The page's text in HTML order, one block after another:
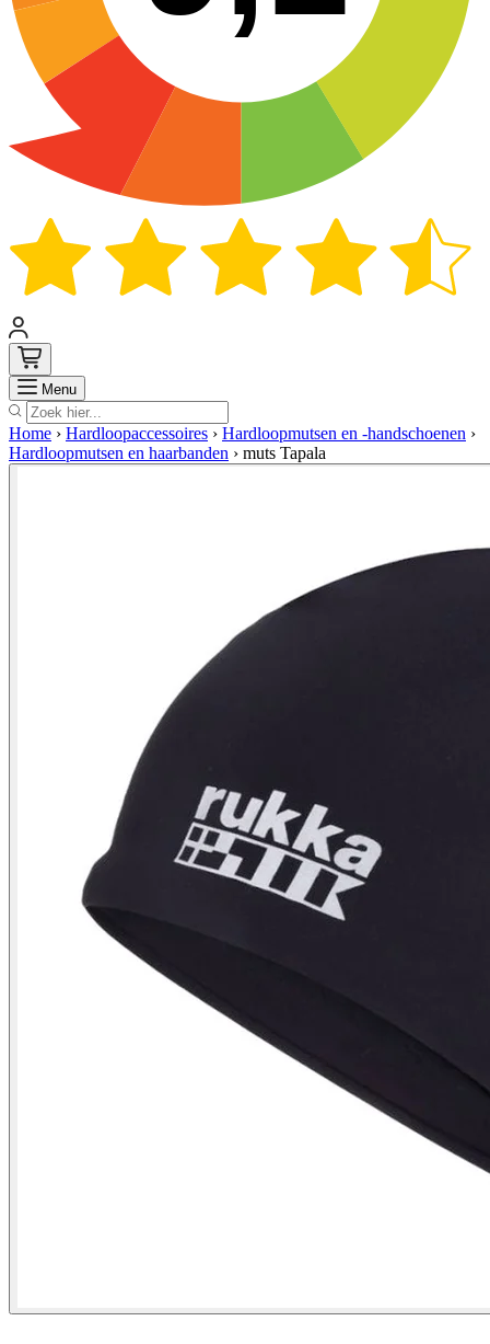
Menu Zoek
Home › Hardloopaccessoires › Hardloopmutsen en -handschoenen ›
Hardloopmutsen en haarbanden › muts Tapala